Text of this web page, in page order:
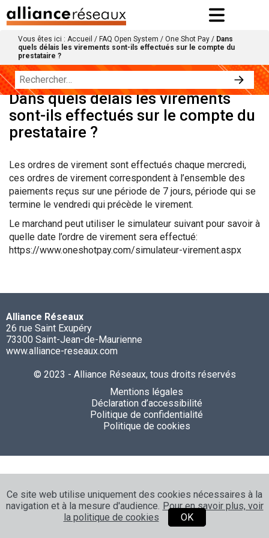
Vous êtes ici : Accueil / FAQ Open System / One Shot Pay / Dans
quels délais les virements sont-ils effectués sur le compte du
prestataire ?
Dans quels délais les virements
sont-ils effectués sur le compte du
prestataire ?
Les ordres de virement sont effectués chaque mercredi,
ces ordres de virement correspondent à l’ensemble des
paiements reçus sur une période de 7 jours, période qui se
termine le vendredi qui précède le virement.
Le marchand peut utiliser le simulateur suivant pour savoir à
quelle date l’ordre de virement sera effectué:
https://www.oneshotpay.com/simulateur-virement.aspx
Alliance Réseaux
26 rue Saint Exupéry
73300 Saint-Jean-de-Maurienne
www.alliance-reseaux.com
© 2023 - Alliance Réseaux, tous droits réservés
Mentions légales
Déclaration d’accessibilité
Politique de confidentialité
Politique de cookies
Ce site web utilise uniquement des cookies nécessaires à la
navigation et à la mesure d'audience. Pour en savoir plus, voir
la politique de cookies
OK